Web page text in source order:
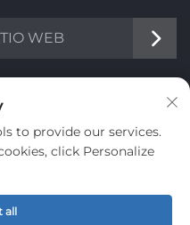
WEB
boletín semanal
to provide our services.
click Personalize
all